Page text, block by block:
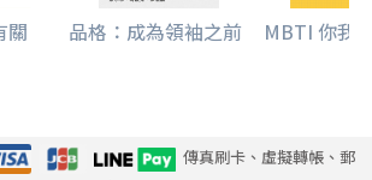
當然，主要是照顧者），很多時候，照顧可
，照顧是有辦法可以改善關係，照顧是可
重點在如何做，有無看到。所以，失智症，
處理能力。而從五道人 來做到關係的改
關 品格：成為領袖之前 MBTI 你我
傳真刷卡、虛擬轉帳、郵